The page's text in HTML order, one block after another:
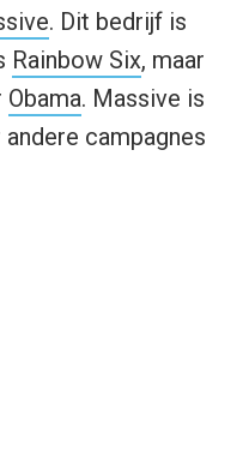
. Dit bedrijf is
Rainbow Six, maar
Obama. Massive is
campagnes